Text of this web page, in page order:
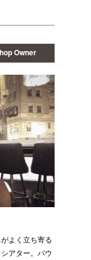
Owner
よく立ち寄る
アター。パウ